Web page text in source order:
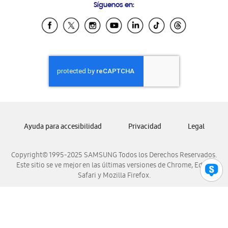
Samsung Ecuador
Samsung El Salvador
Samsung Honduras
Samsung Nicaragua
Samsung Panamá
Samsung Venezuela
Síguenos en:
Copyright© 1995-2025 SAMSUNG Todos los Derechos Reservados.
Este sitio se ve mejor en las últimas versiones de Chrome, Edge,
Safari y Mozilla Firefox.
Ayuda para accesibilidad Privacidad Legal